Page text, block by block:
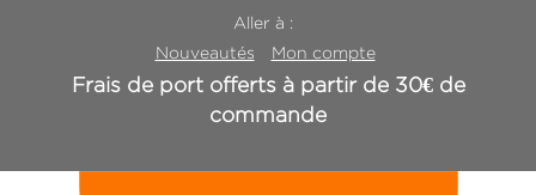
Aller à :
Nouveautés
Mon compte
Frais de port offerts à partir de 30€ de
commande